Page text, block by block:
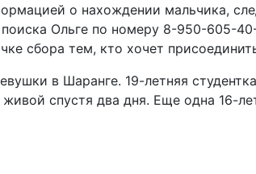
о нахождении мальчика,
поиска Ольге по номеру 8-950-605-
сбора тем, кто хочет
в Шаранге. 19-летняя студентка
спустя два дня. Еще одна 16-